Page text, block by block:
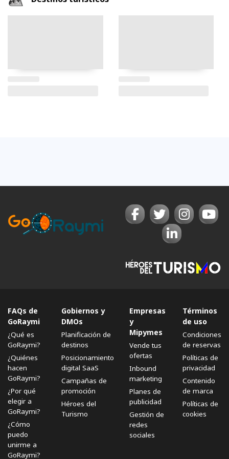
FAQs de
GoRaymi
¿Qué es
GoRaymi?
¿Quiénes
hacen
GoRaymi?
¿Por qué
elegir a
GoRaymi?
¿Cómo
puedo
unirme a
GoRaymi?
Gobiernos y
DMOs
Planificación de
destinos
Posicionamiento
digital SaaS
Campañas de
promoción
Héroes del
Turismo
Empresas
y
Mipymes
Vende tus
ofertas
Inbound
marketing
Planes de
publicidad
Gestión de
redes
sociales
Términos
de uso
Condiciones
de reservas
Políticas de
privacidad
Contenido
de marca
Políticas de
cookies